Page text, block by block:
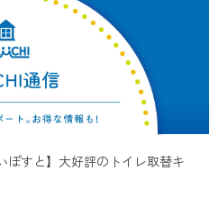
ぽすと】大好評のトイレ取替キ